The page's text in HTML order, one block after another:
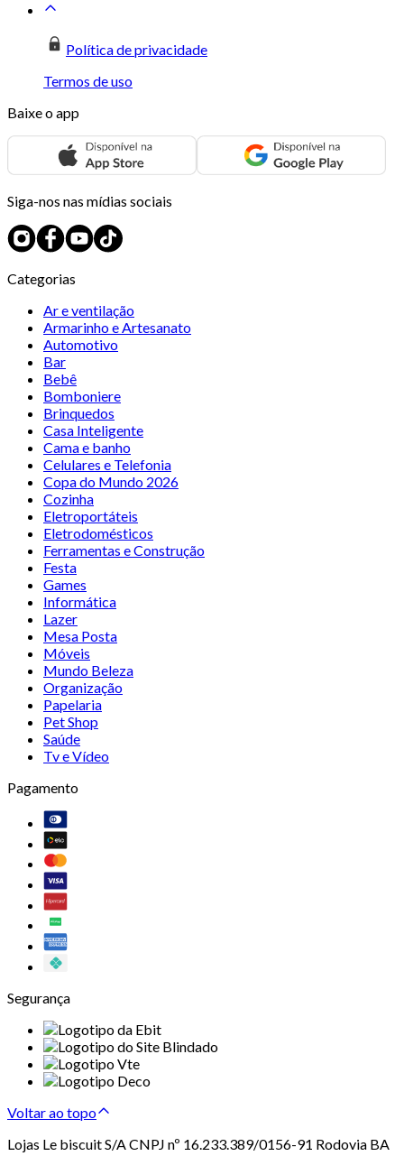
Política de privacidade
Termos de uso
Baixe o app
Siga-nos nas mídias sociais
Categorias
Ar e ventilação
Armarinho e Artesanato
Automotivo
Bar
Bebê
Bomboniere
Brinquedos
Casa Inteligente
Cama e banho
Celulares e Telefonia
Copa do Mundo 2026
Cozinha
Eletroportáteis
Eletrodomésticos
Ferramentas e Construção
Festa
Games
Informática
Lazer
Mesa Posta
Móveis
Mundo Beleza
Organização
Papelaria
Pet Shop
Saúde
Tv e Vídeo
Pagamento
Segurança
Voltar ao topo
Lojas Le biscuit S/A CNPJ nº 16.233.389/0156-91 Rodovia BA